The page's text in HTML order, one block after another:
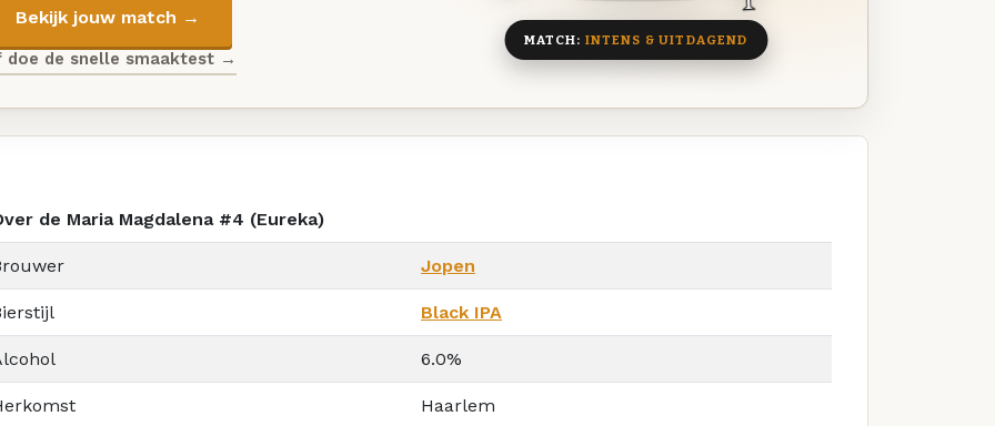
Bekijk jouw match →
doe de snelle smaaktest →
MATCH: INTENS & UITDAGEND
de Maria Magdalena #4 (Eureka)
Jopen
Black IPA
6.0%
Haarlem